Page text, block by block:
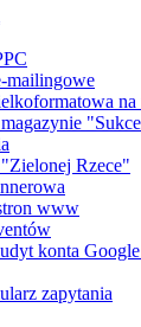
mailingowe
Rzece"
www
konta
zapytania